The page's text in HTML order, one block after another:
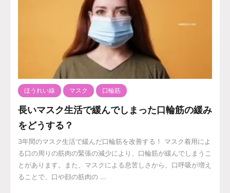
ほうれい線 マスク 口輪筋
長いマスク生活で緩んでしまった口輪筋の緩み
をどうする？
3年間のマスク生活で緩んだ口輪筋を改善する！ マスク着用によ
る口の周りの筋肉の緊張の減少により、口輪筋が緩んでしまうこ
とがあります。また、マスクによる息苦しさから、口呼吸が増え
ることで、口や顔の筋肉の ...